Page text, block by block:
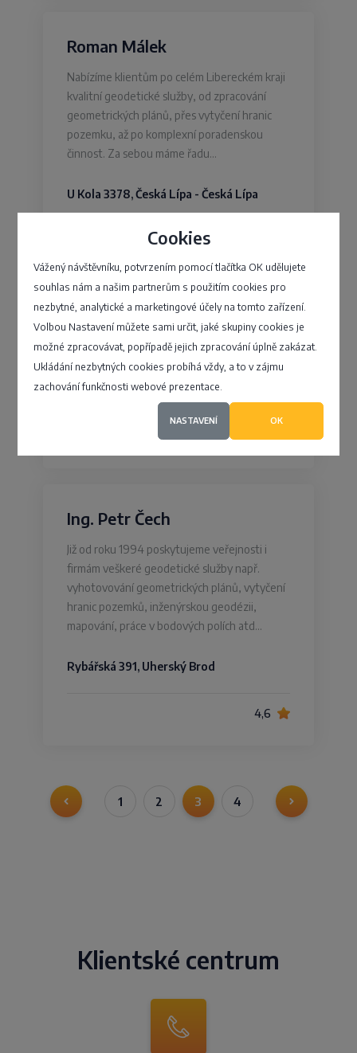
Cookies
Vážený návštěvníku, potvrzením pomocí tlačítka OK udělujete
souhlas nám a našim partnerům s použitím cookies pro
nezbytné, analytické a marketingové účely na tomto zařízení.
Volbou Nastavení můžete sami určit, jaké skupiny cookies je
možné zpracovávat, popřípadě jejich zpracování úplně zakázat.
Ukládání nezbytných cookies probíhá vždy, a to v zájmu
zachování funkčnosti webové prezentace.
NASTAVENÍ OK
Roman Málek
Nabízíme klientům po celém Libereckém kraji
kvalitní geodetické služby, od zpracování
geometrických plánů, přes vytyčení hranic
pozemku, až po komplexní poradenskou
činnost. Za sebou máme řadu…
U Kola 3378, Česká Lípa - Česká Lípa
GEODÉZIE JIHOZÁPAD s.r.o.
Husovo náměstí 60, Horšovský Týn -
Velké Předměst
Ing. Petr Čech
Již od roku 1994 poskytujeme veřejnosti i
firmám veškeré geodetické služby např.
vyhotovování geometrických plánů, vytyčení
hranic pozemků, inženýrskou geodézii,
mapování, práce v bodových polích atd…
Rybářská 391, Uherský Brod
4,6
1 2 3 4
Klientské centrum